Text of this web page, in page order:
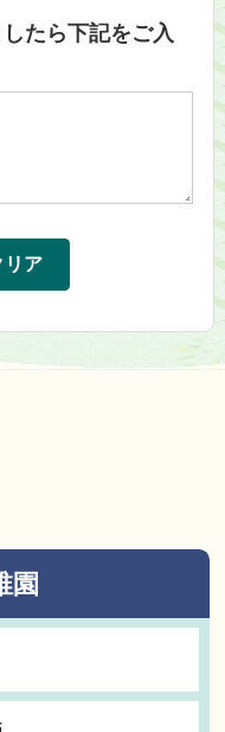
たら下記をご入
園